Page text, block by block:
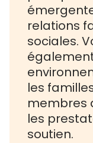
relations
sociales.
les
membres
les
soutien.